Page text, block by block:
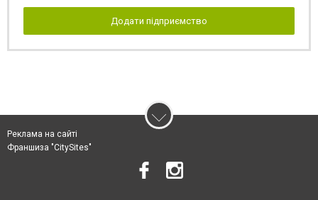
Додати підприємство
Реклама на сайті
Франшиза "CitySites"